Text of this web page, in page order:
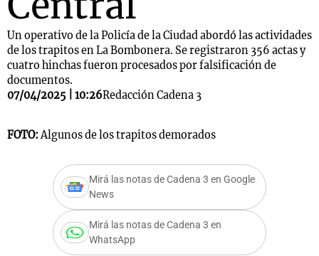
Un operativo de la Policía de la Ciudad abordó las actividades
de los trapitos en La Bombonera. Se registraron 356 actas y
cuatro hinchas fueron procesados por falsificación de
documentos.
07/04/2025 | 10:26Redacción Cadena 3
FOTO:Algunos de los trapitos demorados
Mirá las notas de Cadena 3 en Google
News
Mirá las notas de Cadena 3 en
WhatsApp
Notas
Notas
La Sole en